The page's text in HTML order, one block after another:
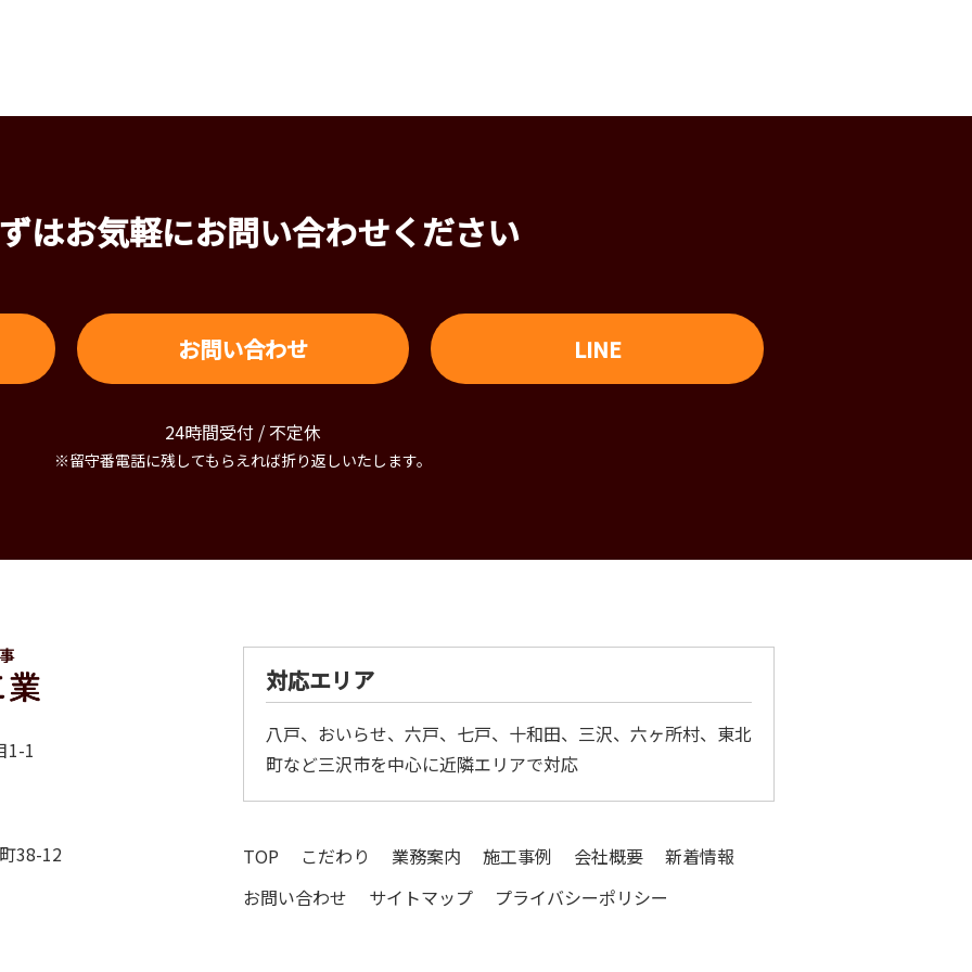
はお気軽にお問い合わせください
お問い合わせ LINE
24時間受付 / 不定休
※留守番電話に残してもらえれば折り返しいたします。
1-1
38-12
対応エリア
八戸、おいらせ、六戸、七戸、十和田、三沢、六ヶ所村、東北
町など三沢市を中心に近隣エリアで対応
TOP こだわり 業務案内 施工事例 会社概要
新着情報
お問い合わせ
サイトマップ プライバシーポリシー